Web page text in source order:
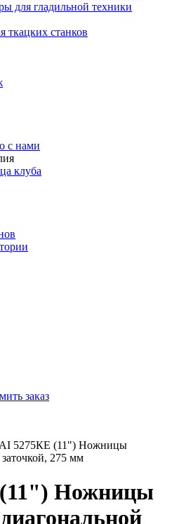
для гладильной техники
ткацких станков
с нами
клуба
заказ
5275КЕ (11") Ножницы
275 мм
Ножницы